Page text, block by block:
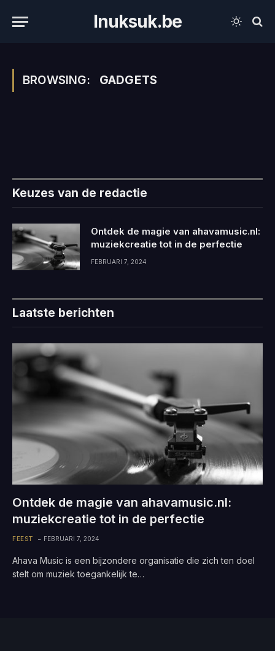
Inuksuk.be
BROWSING: GADGETS
Keuzes van de redactie
Ontdek de magie van ahavamusic.nl:
muziekcreatie tot in de perfectie
FEBRUARI 7, 2024
Laatste berichten
Ontdek de magie van ahavamusic.nl:
muziekcreatie tot in de perfectie
FEEST FEBRUARI 7, 2024
Ahava Music is een bijzondere organisatie die zich ten doel
stelt om muziek toegankelijk te…